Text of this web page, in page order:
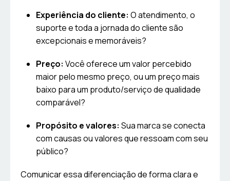
Experiência do cliente: O atendimento, o
suporte e toda a jornada do cliente são
excepcionais e memoráveis?
Preço: Você oferece um valor percebido
maior pelo mesmo preço, ou um preço mais
baixo para um produto/serviço de qualidade
comparável?
Propósito e valores: Sua marca se conecta
com causas ou valores que ressoam com seu
público?
Comunicar essa diferenciação de forma clara e